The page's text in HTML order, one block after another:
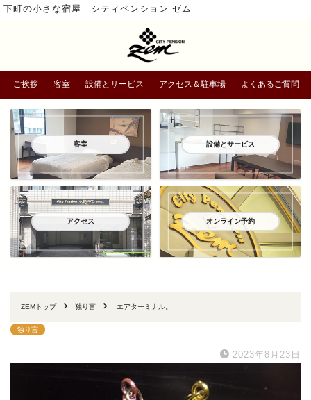
下町の小さな宿屋 シティペンション ゼム
ご挨拶 客室 設備とサービス アクセス＆駐車場 よくあるご質問
客室 設備とサービス
アクセス オンライン予約
ZEMトップ 独り言 エアターミナル。
独り言
2023年8月23日